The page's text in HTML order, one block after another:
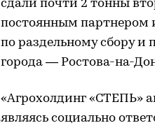
сдали почти 2 тонны
постоянным партнером
по раздельному сбору и
города — Ростова-на-
«Агрохолдинг «СТЕПЬ»
являясь социально